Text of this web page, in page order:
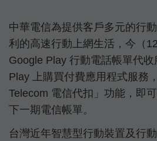
中華電信為提供客戶多元的行
利的高速行動上網生活，今（
Google Play 行動電話帳單代
Play 上購買付費應用程式服務
Telecom 電信代扣」功能，即
下一期電信帳單。
台灣近年智慧型行動裝置及行